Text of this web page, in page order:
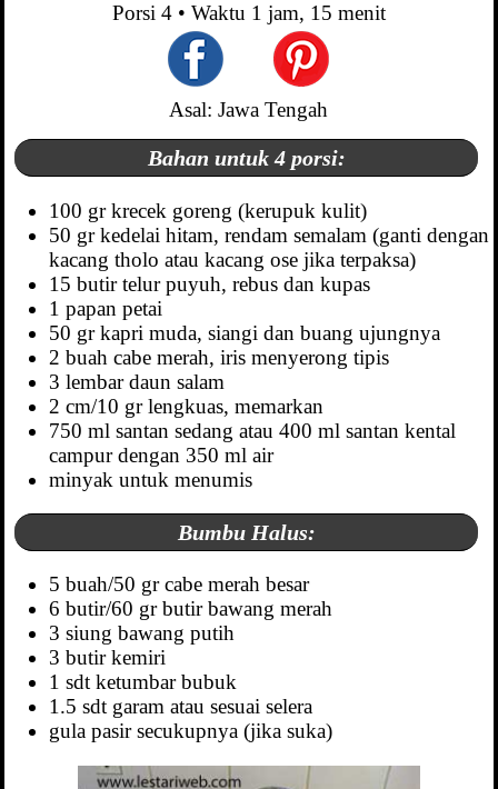
Porsi 4• Waktu 1 jam, 15 menit
Asal: Jawa Tengah
Bahan untuk 4 porsi:
100 gr krecek goreng (kerupuk kulit)
50 gr kedelai hitam, rendam semalam (ganti dengan
kacang tholo atau kacang ose jika terpaksa)
15 butir telur puyuh, rebus dan kupas
1 papan petai
50 gr kapri muda, siangi dan buang ujungnya
2 buah cabe merah, iris menyerong tipis
3 lembar daun salam
2 cm/10 gr lengkuas, memarkan
750 ml santan sedang atau 400 ml santan kental
campur dengan 350 ml air
minyak untuk menumis
Bumbu Halus:
5 buah/50 gr cabe merah besar
6 butir/60 gr butir bawang merah
3 siung bawang putih
3 butir kemiri
1 sdt ketumbar bubuk
1.5 sdt garam atau sesuai selera
gula pasir secukupnya (jika suka)